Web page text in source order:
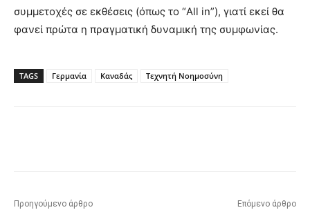
συμμετοχές σε εκθέσεις (όπως το “All in”), γιατί εκεί θα
φανεί πρώτα η πραγματική δυναμική της συμφωνίας.
TAGS Γερμανία Καναδάς Τεχνητή Νοημοσύνη
Προηγούμενο άρθρο Επόμενο άρθρο